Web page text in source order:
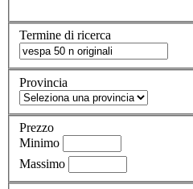
Termine di ricerca
Provincia
Prezzo
Minimo
Massimo